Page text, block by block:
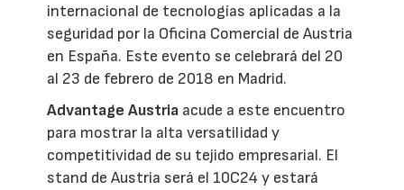
internacional de tecnologías aplicadas a la
seguridad por la Oficina Comercial de Austria
en España. Este evento se celebrará del 20
al 23 de febrero de 2018 en Madrid.
Advantage Austria acude a este encuentro
para mostrar la alta versatilidad y
competitividad de su tejido empresarial. El
stand de Austria será el 10C24 y estará